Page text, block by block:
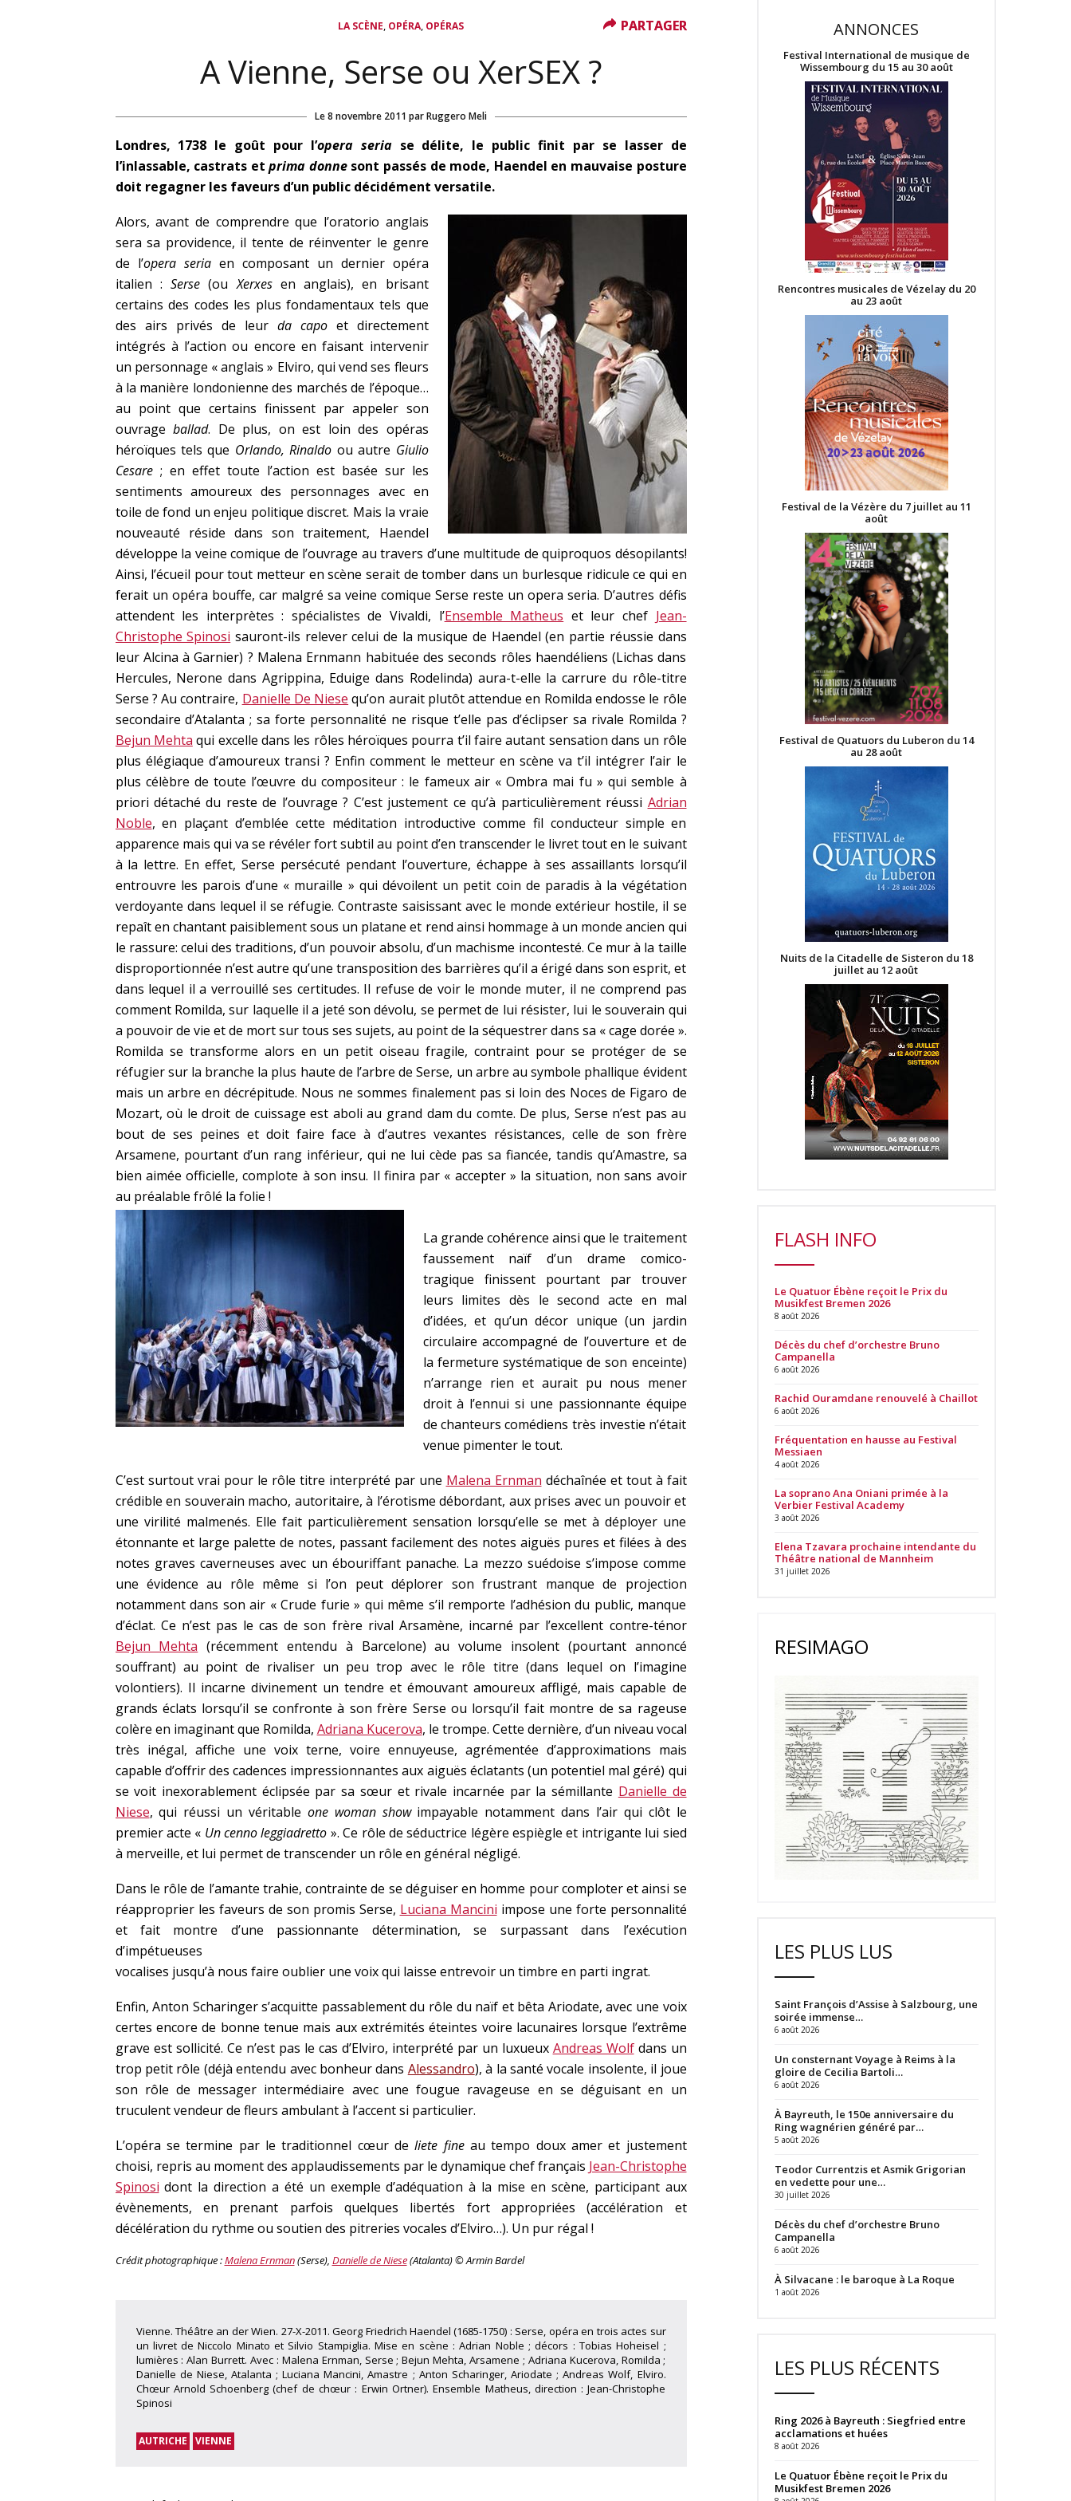
LA SCÈNE, OPÉRA, OPÉRAS
A Vienne, Serse ou XerSEX ?
Le8 novembre 2011 parRuggero Meli
Londres, 1738 le goût pour l’opera seriase délite, le public finit par se lasser de
l’inlassable, castrats etprima donnesont passés de mode, Haendel en mauvaise posture
doit regagner les faveurs d’un public décidément versatile.
Alors, avant de comprendre que l’oratorio anglais
sera sa providence, il tente de réinventer le genre
de l’opera seriaen composant un dernier opéra
italien : Serse (ouXerxesen anglais), en brisant
certains des codes les plus fondamentaux tels que
des airs privés de leur da capoet directement
intégrés à l’action ou encore en faisant intervenir
un personnage « anglais » Elviro, qui vend ses fleurs
à la manière londonienne des marchés de l’époque…
au point que certains finissent par appeler son
ouvrage ballad. De plus, on est loin des opéras
héroïques tels que Orlando, Rinaldo ou autre Giulio
Cesare; en effet toute l’action est basée sur les
sentiments amoureux des personnages avec en
toile de fond un enjeu politique discret. Mais la vraie
nouveauté réside dans son traitement, Haendel
développe la veine comique de l’ouvrage au travers d’une multitude de quiproquos désopilants!
Ainsi, l’écueil pour tout metteur en scène serait de tomber dans un burlesque ridicule ce qui en
ferait un opéra bouffe, car malgré sa veine comique Serse reste un opera seria. D’autres défis
attendent les interprètes : spécialistes de Vivaldi, l’Ensemble Matheus et leur chef Jean-
Christophe Spinosi sauront-ils relever celui de la musique de Haendel (en partie réussie dans
leur Alcina à Garnier) ? Malena Ernmann habituée des seconds rôles haendéliens (Lichas dans
Hercules, Nerone dans Agrippina, Eduige dans Rodelinda) aura-t-elle la carrure du rôle-titre
Serse ? Au contraire, Danielle De Niese qu’on aurait plutôt attendue en Romilda endosse le rôle
secondaire d’Atalanta ; sa forte personnalité ne risque t’elle pas d’éclipser sa rivale Romilda ?
Bejun Mehta qui excelle dans les rôles héroïques pourra t’il faire autant sensation dans un rôle
plus élégiaque d’amoureux transi ? Enfin comment le metteur en scène va t’il intégrer l’air le
plus célèbre de toute l’œuvre du compositeur : le fameux air « Ombra mai fu » qui semble à
priori détaché du reste de l’ouvrage ? C’est justement ce qu’à particulièrement réussi Adrian
Noble, en plaçant d’emblée cette méditation introductive comme fil conducteur simple en
apparence mais qui va se révéler fort subtil au point d’en transcender le livret tout en le suivant
à la lettre. En effet, Serse persécuté pendant l’ouverture, échappe à ses assaillants lorsqu’il
entrouvre les parois d’une « muraille » qui dévoilent un petit coin de paradis à la végétation
verdoyante dans lequel il se réfugie. Contraste saisissant avec le monde extérieur hostile, il se
repaît en chantant paisiblement sous un platane et rend ainsi hommage à un monde ancien qui
le rassure: celui des traditions, d’un pouvoir absolu, d’un machisme incontesté. Ce mur à la taille
disproportionnée n’est autre qu’une transposition des barrières qu’il a érigé dans son esprit, et
dans lequel il a verrouillé ses certitudes. Il refuse de voir le monde muter, il ne comprend pas
comment Romilda, sur laquelle il a jeté son dévolu, se permet de lui résister, lui le souverain qui
a pouvoir de vie et de mort sur tous ses sujets, au point de la séquestrer dans sa « cage dorée ».
Romilda se transforme alors en un petit oiseau fragile, contraint pour se protéger de se
réfugier sur la branche la plus haute de l’arbre de Serse, un arbre au symbole phallique évident
mais un arbre en décrépitude. Nous ne sommes finalement pas si loin des Noces de Figaro de
Mozart, où le droit de cuissage est aboli au grand dam du comte. De plus, Serse n’est pas au
bout de ses peines et doit faire face à d’autres vexantes résistances, celle de son frère
Arsamene, pourtant d’un rang inférieur, qui ne lui cède pas sa fiancée, tandis qu’Amastre, sa
bien aimée officielle, complote à son insu. Il finira par « accepter » la situation, non sans avoir
au préalable frôlé la folie !
La grande cohérence ainsi que le traitement
faussement naïf d’un drame comico-
tragique finissent pourtant par trouver
leurs limites dès le second acte en mal
d’idées, et qu’un décor unique (un jardin
circulaire accompagné de l’ouverture et de
la fermeture systématique de son enceinte)
n’arrange rien et aurait pu nous mener
droit à l’ennui si une passionnante équipe
de chanteurs comédiens très investie n’était
venue pimenter le tout.
C’est surtout vrai pour le rôle titre interprété par une Malena Ernman déchaînée et tout à fait
crédible en souverain macho, autoritaire, à l’érotisme débordant, aux prises avec un pouvoir et
une virilité malmenés. Elle fait particulièrement sensation lorsqu’elle se met à déployer une
étonnante et large palette de notes, passant facilement des notes aiguës pures et filées à des
notes graves caverneuses avec un ébouriffant panache. La mezzo suédoise s’impose comme
une évidence au rôle même si l’on peut déplorer son frustrant manque de projection
notamment dans son air « Crude furie » qui même s’il remporte l’adhésion du public, manque
d’éclat. Ce n’est pas le cas de son frère rival Arsamène, incarné par l’excellent contre-ténor
Bejun Mehta (récemment entendu à Barcelone) au volume insolent (pourtant annoncé
souffrant) au point de rivaliser un peu trop avec le rôle titre (dans lequel on l’imagine
volontiers). Il incarne divinement un tendre et émouvant amoureux affligé, mais capable de
grands éclats lorsqu’il se confronte à son frère Serse ou lorsqu’il fait montre de sa rageuse
colère en imaginant que Romilda, Adriana Kucerova, le trompe. Cette dernière, d’un niveau vocal
très inégal, affiche une voix terne, voire ennuyeuse, agrémentée d’approximations mais
capable d’offrir des cadences impressionnantes aux aiguës éclatants (un potentiel mal géré) qui
se voit inexorablement éclipsée par sa sœur et rivale incarnée par la sémillante Danielle de
Niese, qui réussi un véritable one woman showimpayable notamment dans l’air qui clôt le
premier acte « Un cenno leggiadretto ». Ce rôle de séductrice légère espiègle et intrigante lui sied
à merveille, et lui permet de transcender un rôle en général négligé.
Dans le rôle de l’amante trahie, contrainte de se déguiser en homme pour comploter et ainsi se
réapproprier les faveurs de son promis Serse, Luciana Mancini impose une forte personnalité
et fait montre d’une passionnante détermination, se surpassant dans l’exécution
d’impétueuses
vocalises jusqu’à nous faire oublier une voix qui laisse entrevoir un timbre en parti ingrat.
Enfin, Anton Scharinger s’acquitte passablement du rôle du naïf et bêta Ariodate, avec une voix
certes encore de bonne tenue mais aux extrémités éteintes voire lacunaires lorsque l’extrême
grave est sollicité. Ce n’est pas le cas d’Elviro, interprété par un luxueux Andreas Wolfdans un
trop petit rôle (déjà entendu avec bonheur dans Alessandro), à la santé vocale insolente, il joue
son rôle de messager intermédiaire avec une fougue ravageuse en se déguisant en un
truculent vendeur de fleurs ambulant à l’accent si particulier.
L’opéra se termine par le traditionnel cœur deliete fineau tempo doux amer et justement
choisi, repris au moment des applaudissements par le dynamique chef français Jean-Christophe
Spinosi dont la direction a été un exemple d’adéquation à la mise en scène, participant aux
évènements, en prenant parfois quelques libertés fort appropriées (accélération et
décélération du rythme ou soutien des pitreries vocales d’Elviro…). Un pur régal !
Crédit photographique :Malena Ernman(Serse), Danielle de Niese(Atalanta)© Armin Bardel
PARTAGER
Vienne. Théâtre an der Wien. 27-X-2011. Georg Friedrich Haendel (1685-1750) : Serse, opéra en trois actes sur
un livret de Niccolo Minato et Silvio Stampiglia. Mise en scène : Adrian Noble ; décors : Tobias Hoheisel ;
lumières : Alan Burrett. Avec : Malena Ernman, Serse ; Bejun Mehta, Arsamene ; Adriana Kucerova, Romilda ;
Danielle de Niese, Atalanta ; Luciana Mancini, Amastre ; Anton Scharinger, Ariodate ; Andreas Wolf, Elviro.
Chœur Arnold Schoenberg (chef de chœur : Erwin Ortner). Ensemble Matheus, direction : Jean-Christophe
Spinosi
PARTAGER
AUTRICHE VIENNE
ANNONCES
Festival International de musique de
Wissembourg du 15 au 30 août
Rencontres musicales de Vézelay du 20
au 23 août
Festival de la Vézère du 7 juillet au 11
août
Festival de Quatuors du Luberon du 14
au 28 août
Nuits de la Citadelle de Sisteron du 18
juillet au 12 août
FLASH INFO
Le Quatuor Ébène reçoit le Prix du
Musikfest Bremen 2026
8 août 2026
Décès du chef d’orchestre Bruno
Campanella
6 août 2026
Rachid Ouramdane renouvelé à Chaillot
6 août 2026
Fréquentation en hausse au Festival
Messiaen
4 août 2026
La soprano Ana Oniani primée à la
Verbier Festival Academy
3 août 2026
Elena Tzavara prochaine intendante du
Théâtre national de Mannheim
31 juillet 2026
RESIMAGO
LES PLUS LUS
Saint François d’Assise à Salzbourg, une
soirée immense…
6 août 2026
Un consternant Voyage à Reims à la
gloire de Cecilia Bartoli…
6 août 2026
À Bayreuth, le 150e anniversaire du
Ring wagnérien généré par…
5 août 2026
Teodor Currentzis et Asmik Grigorian
en vedette pour une…
30 juillet 2026
Décès du chef d’orchestre Bruno
Campanella
6 août 2026
À Silvacane : le baroque à La Roque
1 août 2026
LES PLUS RÉCENTS
Ring 2026 à Bayreuth : Siegfried entre
acclamations et huées
8 août 2026
Le Quatuor Ébène reçoit le Prix du
Musikfest Bremen 2026